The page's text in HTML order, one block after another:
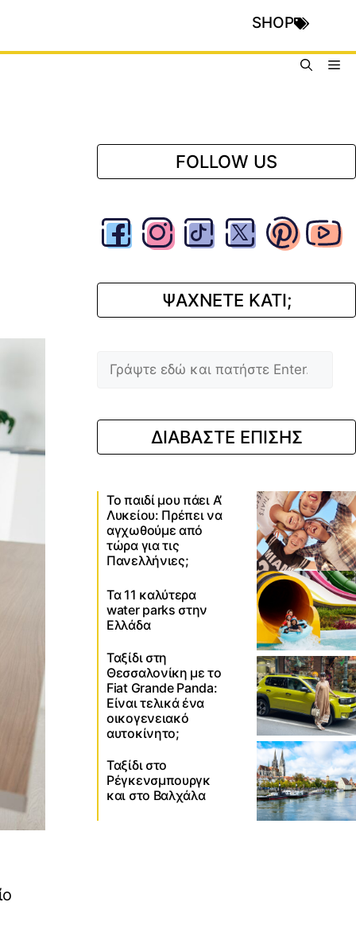
SHOP
FOLLOW US
ΨΑΧΝΕΤΕ ΚΑΤΙ;
ΔΙΑΒΑΣΤΕ ΕΠΙΣΗΣ
Το παιδί μου πάει Α’
Λυκείου: Πρέπει να
αγχωθούμε από
τώρα για τις
Πανελλήνιες;
Τα 11 καλύτερα
water parks στην
Ελλάδα
Ταξίδι στη
Θεσσαλονίκη με το
Fiat Grande Panda:
Είναι τελικά ένα
οικογενειακό
αυτοκίνητο;
Ταξίδι στο
Ρέγκενσμπουργκ
και στο Βαλχάλα